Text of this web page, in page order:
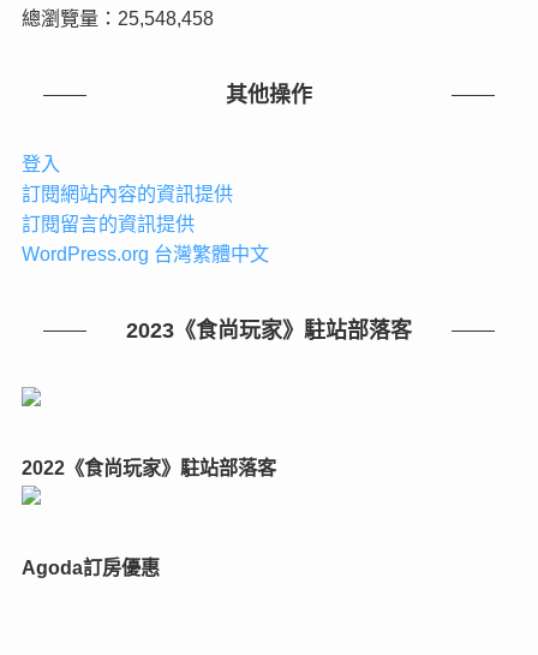
總瀏覽量：25,548,458
其他操作
登入
訂閱網站內容的資訊提供
訂閱留言的資訊提供
WordPress.org 台灣繁體中文
2023《食尚玩家》駐站部落客
2022《食尚玩家》駐站部落客
Agoda訂房優惠